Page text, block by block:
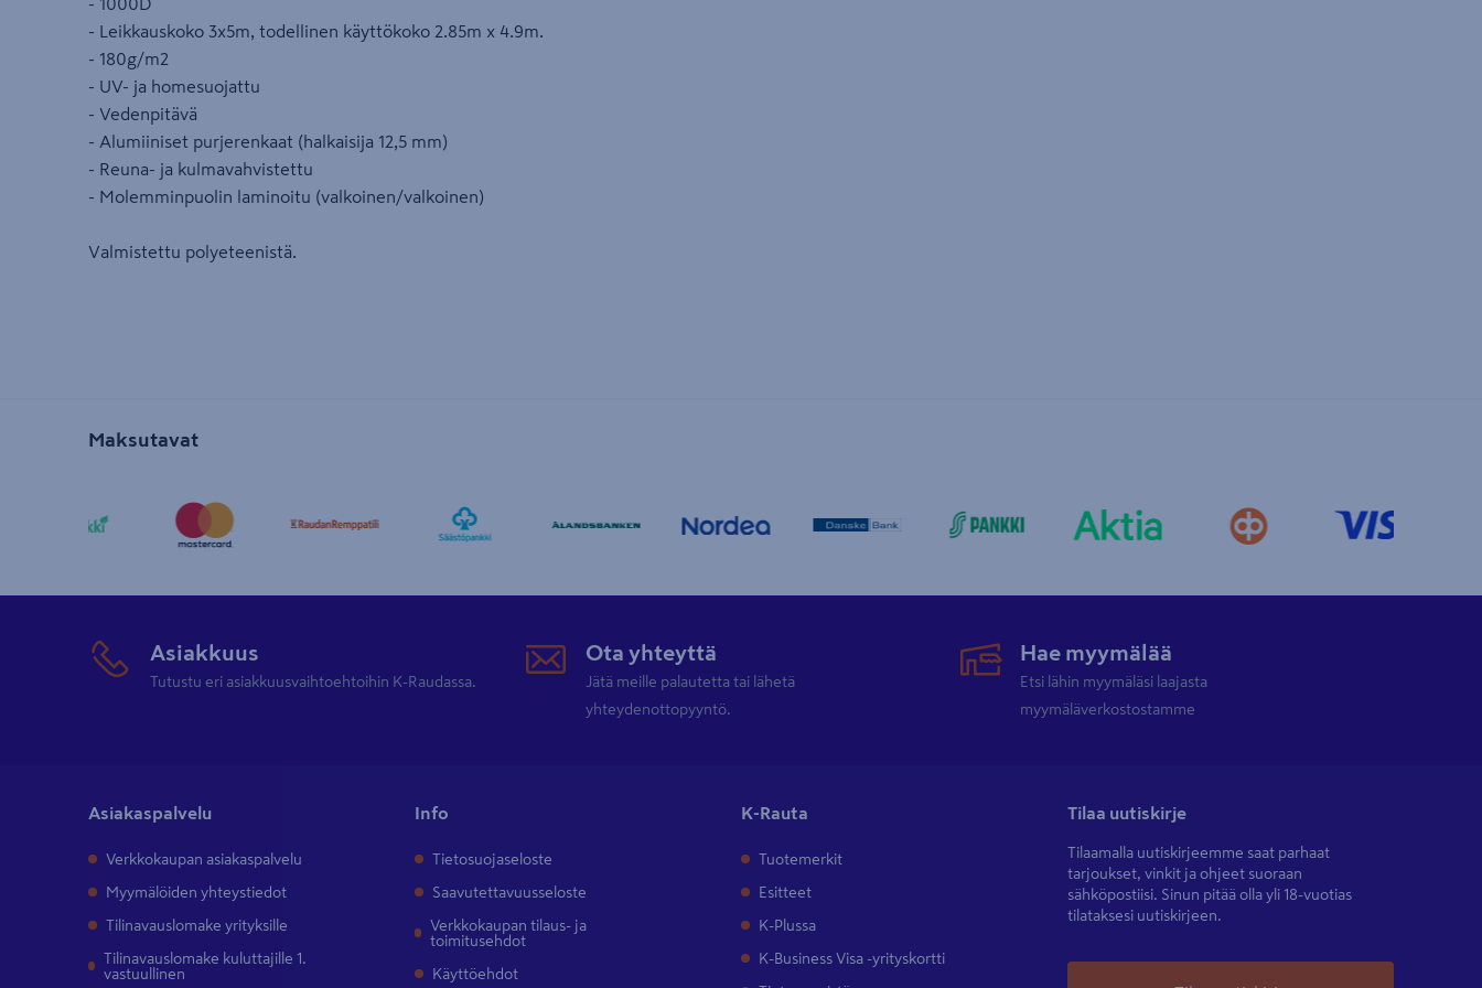
- Leikkauskoko 3x5m, todellinen käyttökoko 2.85m x 4.9m.
- 180g/m2
- UV- ja homesuojattu
- Vedenpitävä
- Alumiiniset purjerenkaat (halkaisija 12,5 mm)
- Reuna- ja kulmavahvistettu
- Molemminpuolin laminoitu (valkoinen/valkoinen)
Valmistettu polyeteenistä.
Maksutavat
Asiakkuus
Tutustu eri asiakkuusvaihtoehtoihin K-Raudassa.
Ota yhteyttä
Jätä meille palautetta tai lähetä
yhteydenottopyyntö.
Hae myymälää
Etsi lähin myymäläsi laajasta
myymäläverkostostamme
Asiakaspalvelu
Verkkokaupan asiakaspalvelu
Myymälöiden yhteystiedot
Tilinavauslomake yrityksille
Tilinavauslomake kuluttajille 1.
vastuullinen
Info
Tietosuojaseloste
Saavutettavuusseloste
Verkkokaupan tilaus- ja
toimitusehdot
Käyttöehdot
K-Rauta
Tuotemerkit
Esitteet
K-Plussa
K-Business Visa -yrityskortti
Tilaa uutiskirje
Tilaamalla uutiskirjeemme saat parhaat
tarjoukset, vinkit ja ohjeet suoraan
sähköpostiisi. Sinun pitää olla yli 18-vuotias
tilataksesi uutiskirjeen.